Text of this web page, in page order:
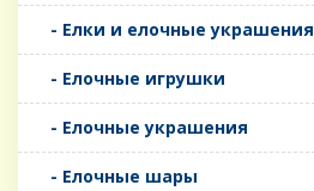
- Елки и елочные украшения
- Елочные игрушки
- Елочные украшения
- Елочные шары